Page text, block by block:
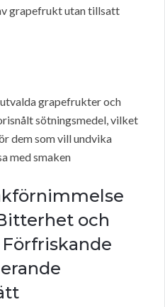
grapefrukt utan tillsatt
grapefrukter och
sötningsmedel, vilket
dem som vill undvika
med smaken
och